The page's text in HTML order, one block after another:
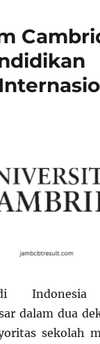
Indonesia
dalam dua
sekolah